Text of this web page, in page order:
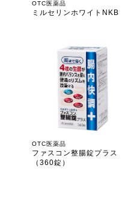
OTC医薬品
ミルセリンホワイトNKB
OTC医薬品
ファスコン整腸錠プラス
（360錠）